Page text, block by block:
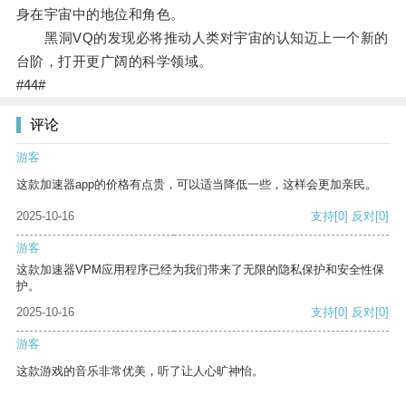
身在宇宙中的地位和角色。
黑洞VQ的发现必将推动人类对宇宙的认知迈上一个新的
台阶，打开更广阔的科学领域。
#44#
评论
游客
这款加速器app的价格有点贵，可以适当降低一些，这样会更加亲民。
2025-10-16 支持[0] 反对[0]
游客
这款加速器VPM应用程序已经为我们带来了无限的隐私保护和安全性保
护。
2025-10-16
支持[0] 反对[0]
游客
这款游戏的音乐非常优美，听了让人心旷神怡。